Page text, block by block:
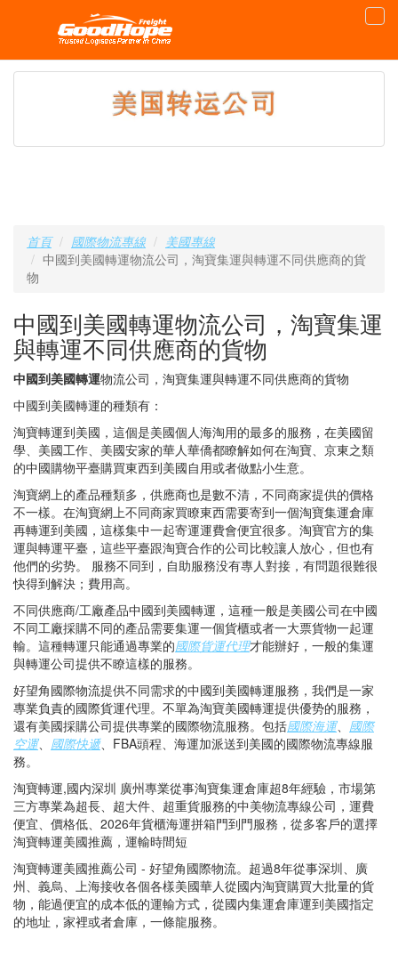
首頁 國際物流專線
美國專線
中國到美國轉運物流公司，淘寶集運與轉運不同供應商的貨
物
中國到美國轉運物流公司，淘寶集運
與轉運不同供應商的貨物
中國到美國轉運物流公司，淘寶集運與轉運不同供應商的貨物
中國到美國轉運的種類有：
淘寶轉運到美國，這個是美國個人海淘用的最多的服務，在美國留
學、美國工作、美國安家的華人華僑都瞭解如何在淘寶、京東之類
的中國購物平臺購買東西到美國自用或者做點小生意。
淘寶網上的產品種類多，供應商也是數不清，不同商家提供的價格
不一樣。在淘寶網上不同商家買瞭東西需要寄到一個淘寶集運倉庫
再轉運到美國，這樣集中一起寄運運費會便宜很多。淘寶官方的集
運與轉運平臺，這些平臺跟淘寶合作的公司比較讓人放心，但也有
他們的劣势。 服務不同到，自助服務没有專人對接，有問題很難很
快得到解決；費用高。
不同供應商/工廠產品中國到美國轉運，這種一般是美國公司在中國
不同工廠採購不同的產品需要集運一個貨櫃或者一大票貨物一起運
輸。這種轉運只能通過專業的國際貨運代理才能辦好，一般的集運
與轉運公司提供不瞭這樣的服務。
好望角國際物流提供不同需求的中國到美國轉運服務，我們是一家
專業負責的國際貨運代理。不單為淘寶美國轉運提供優势的服務，
還有美國採購公司提供專業的國際物流服務。包括國際海運、 國際
空運、 國際快遞、FBA頭程、海運加派送到美國的國際物流專線服
務。
淘寶轉運,國内深圳 廣州專業從事淘寶集運倉庫超8年經驗，市場第
三方專業為超長、超大件、超重貨服務的中美物流專線公司，運費
便宜、價格低、2026年貨櫃海運拼箱門到門服務，從多客戶的選擇
淘寶轉運美國推薦，運輸時間短
淘寶轉運美國推薦公司 - 好望角國際物流。超過8年從事深圳、廣
州、義烏、上海接收各個各樣美國華人從國内淘寶購買大批量的貨
物，能過便宜的成本低的運輸方式，從國内集運倉庫運到美國指定
的地址，家裡或者倉庫，一條龍服務。